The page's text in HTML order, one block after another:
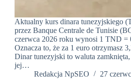
Aktualny kurs dinara tunezyjskiego
przez Banque Centrale de Tunisie
czerwca 2026 roku wynosi 1 TND =
Oznacza to, że za 1 euro otrzymasz
Dinar tunezyjski to waluta
jej…
Redakcja NpSEO
27